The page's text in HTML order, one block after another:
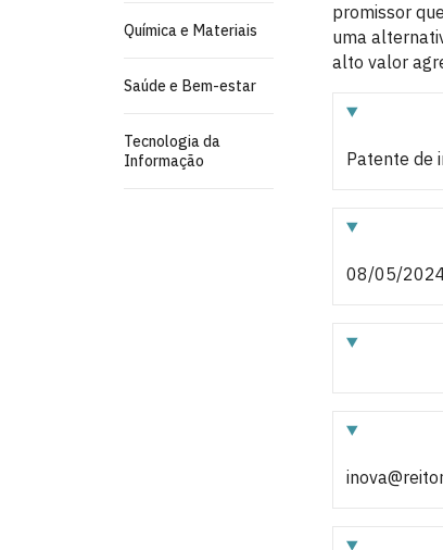
Química e Materiais
Saúde e Bem-estar
Tecnologia da
Informação
promissor
uma
alto valor
Patente de
08/05/